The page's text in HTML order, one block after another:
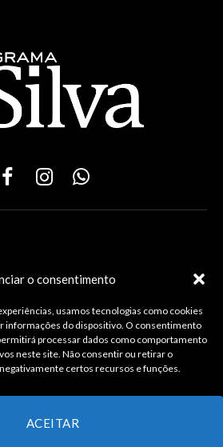
o consentimento
usamos tecnologias como cookies
informações do dispositivo. O consentimento
processar dados como comportamento
neste site. Não consentir ou retirar o
certos recursos e funções.
ACEITAR
FacebookInstagramWhatsApp